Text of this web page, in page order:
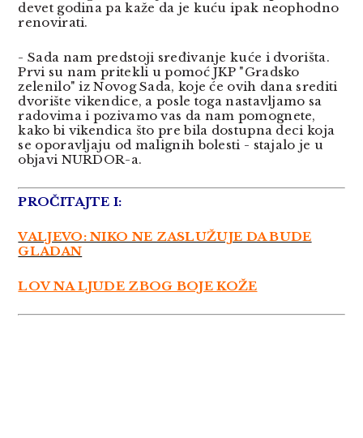
devet godina pa kaže da je kuću ipak neophodno
renovirati.
- Sada nam predstoji sređivanje kuće i dvorišta.
Prvi su nam pritekli u pomoć JKP "Gradsko
zelenilo" iz Novog Sada, koje će ovih dana srediti
dvorište vikendice, a posle toga nastavljamo sa
radovima i pozivamo vas da nam pomognete,
kako bi vikendica što pre bila dostupna deci koja
se oporavljaju od malignih bolesti - stajalo je u
objavi NURDOR-a.
PROČITAJTE I:
VALJEVO: NIKO NE ZASLUŽUJE DA BUDE
GLADAN
LOV NA LJUDE ZBOG BOJE KOŽE